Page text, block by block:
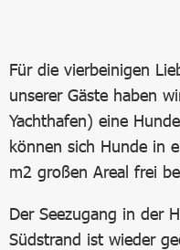
Für die vierbeinigen
unserer Gäste haben
Yachthafen) eine
können sich Hunde in
m2 großen Areal frei
Der Seezugang in der
Südstrand ist wieder